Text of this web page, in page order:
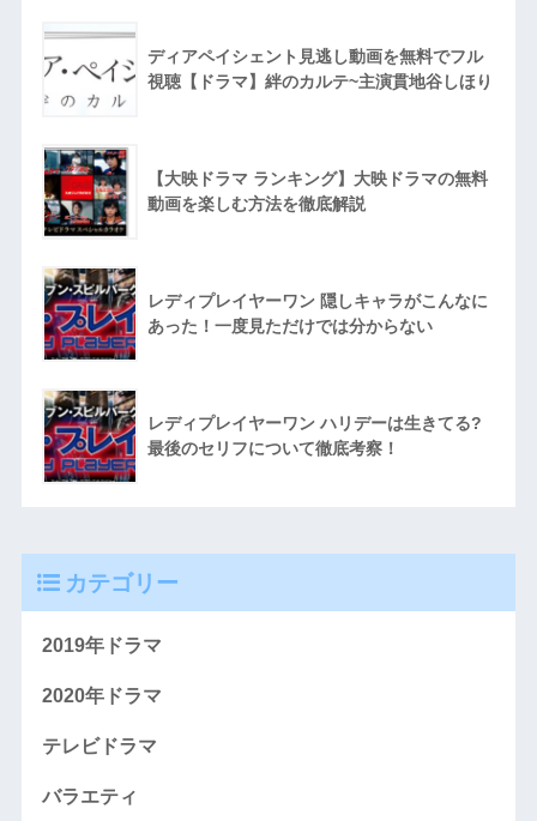
ディアペイシェント見逃し動画を無料でフル
視聴【ドラマ】絆のカルテ~主演貫地谷しほり
【大映ドラマ ランキング】大映ドラマの無料
動画を楽しむ方法を徹底解説
レディプレイヤーワン 隠しキャラがこんなに
あった！一度見ただけでは分からない
レディプレイヤーワン ハリデーは生きてる?
最後のセリフについて徹底考察！
カテゴリー
2019年ドラマ
2020年ドラマ
テレビドラマ
バラエティ